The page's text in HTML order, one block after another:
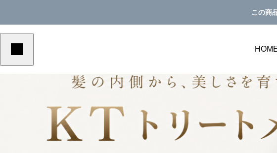
この商
美容室単価アップ 美容室単価アップ